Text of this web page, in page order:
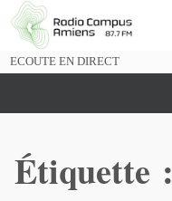
Passer
vers
ECOUTE EN DIRECT
Étiquette :